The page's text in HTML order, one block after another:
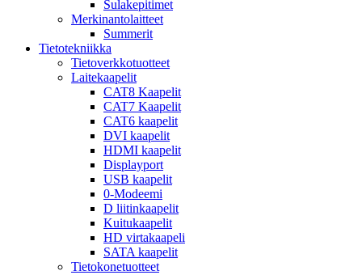
Sulakepitimet
Merkinantolaitteet
Summerit
Tietotekniikka
Tietoverkkotuotteet
Laitekaapelit
CAT8 Kaapelit
CAT7 Kaapelit
CAT6 kaapelit
DVI kaapelit
HDMI kaapelit
Displayport
USB kaapelit
0-Modeemi
D liitinkaapelit
Kuitukaapelit
HD virtakaapeli
SATA kaapelit
Tietokonetuotteet